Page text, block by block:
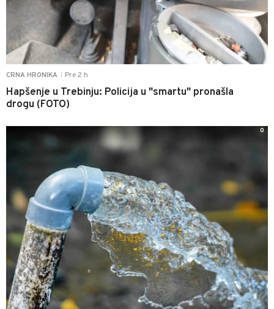
CRNA HRONIKA Pre 2 h
Hapšenje u Trebinju: Policija u "smartu" pronašla
drogu (FOTO)
0